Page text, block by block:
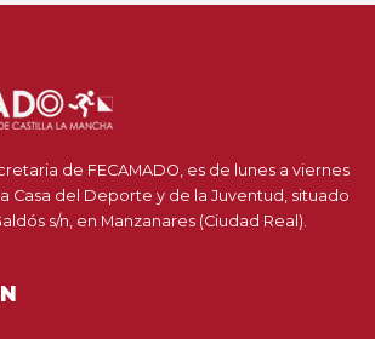
de FECAMADO, es de lunes a viernes
Casa del Deporte y de la Juventud, situado
s/n, en Manzanares (Ciudad Real).